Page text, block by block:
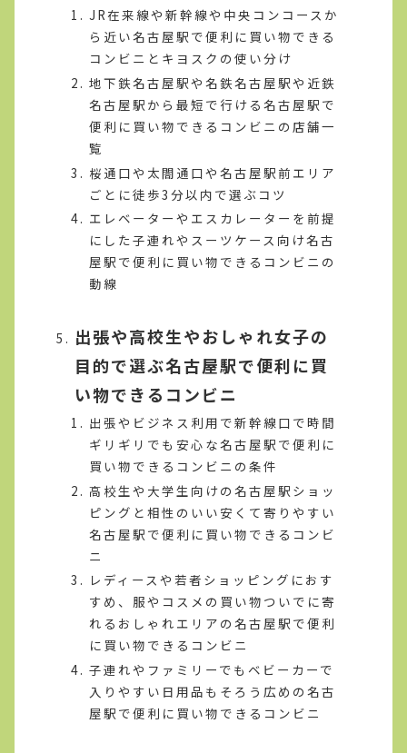
JR在来線や新幹線や中央コンコースか
ら近い名古屋駅で便利に買い物できる
コンビニとキヨスクの使い分け
地下鉄名古屋駅や名鉄名古屋駅や近鉄
名古屋駅から最短で行ける名古屋駅で
便利に買い物できるコンビニの店舗一
覧
桜通口や太閤通口や名古屋駅前エリア
ごとに徒歩3分以内で選ぶコツ
エレベーターやエスカレーターを前提
にした子連れやスーツケース向け名古
屋駅で便利に買い物できるコンビニの
動線
出張や高校生やおしゃれ女子の
目的で選ぶ名古屋駅で便利に買
い物できるコンビニ
出張やビジネス利用で新幹線口で時間
ギリギリでも安心な名古屋駅で便利に
買い物できるコンビニの条件
高校生や大学生向けの名古屋駅ショッ
ピングと相性のいい安くて寄りやすい
名古屋駅で便利に買い物できるコンビ
ニ
レディースや若者ショッピングにおす
すめ、服やコスメの買い物ついでに寄
れるおしゃれエリアの名古屋駅で便利
に買い物できるコンビニ
子連れやファミリーでもベビーカーで
入りやすい日用品もそろう広めの名古
屋駅で便利に買い物できるコンビニ